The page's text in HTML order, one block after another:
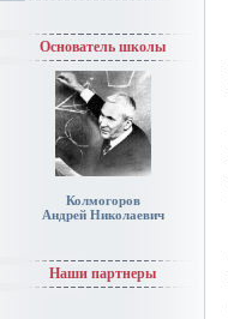
Основатель школы
Колмогоров
Андрей Николаевич
Наши партнеры